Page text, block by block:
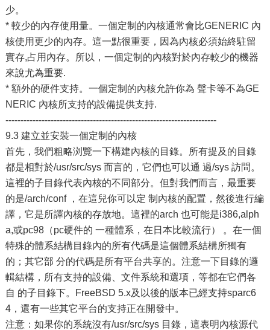
少。
* 較少的內存使用量。一個定制的內核通常會比GENERIC 內
核使用更少的內存。這一點很重要，因為內核必須始終駐留
實存,占用內存。所以，一個定制的內核對於內存較少的機器
來說尤為重要.
* 額外的硬件支持。一個定制的內核允許你為 聲卡等不為GE
NERIC 內核所支持的設備提供支持.
----------------------------------------------------------------------
9.3 建立並安裝一個定制的內核
首先，我們粗略浏覽一下構建內核的目錄。所有提及的目錄
都是相對於/usr/src/sys 而言的，它們也可以通 過/sys 訪問。
這裡的子目錄代表內核的不同部分。但對我們而言，最重要
的是/arch/conf ，在這兒你可以定 制內核的配置，然後進行編
譯，它是所譯內核的存放地。這裡的arch 也可能是i386,alph
a,或pc98（pc硬件的 一種體系，在日本比較流行） 。在一個
特殊的體系結構目錄內的所有代碼是這個體系結構所獨有
的；其它部 分的代碼是所有平台共享的。注意一下目錄的邏
輯結構，所有支持的設備、文件系統和選項，等都在它們各
自 的子目錄下。FreeBSD 5.x及以後的版本已經支持sparc6
4，還有一些其它平台的支持正在開發中。
注意：如果你的系統沒有/usr/src/sys 目錄，這表明內核源代